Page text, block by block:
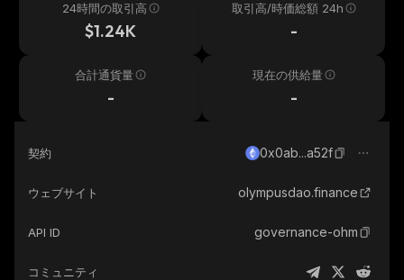
24時間の取引高
$1.24K
取引高/時価総額 24h
-
合計通貨量
-
現在の供給量
-
契約 0x0ab...a52f
ウェブサイト olympusdao.finance
API ID governance-ohm
コミュニティ